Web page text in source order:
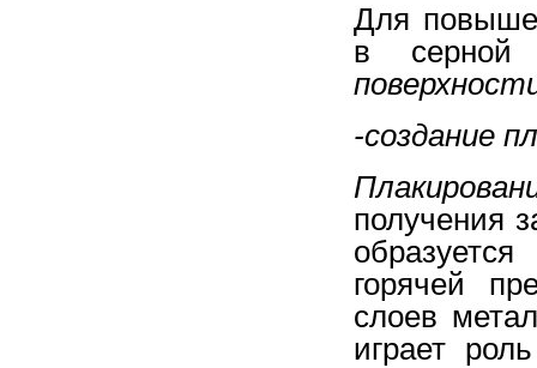
Для
в серной
-создание
получения
горячей
слоев
играет